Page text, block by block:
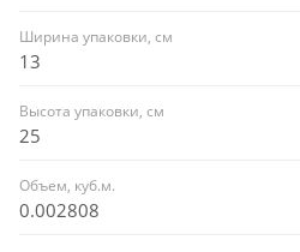
Ширина упаковки, см
13
Высота упаковки, см
25
Объем, куб.м.
0.002808